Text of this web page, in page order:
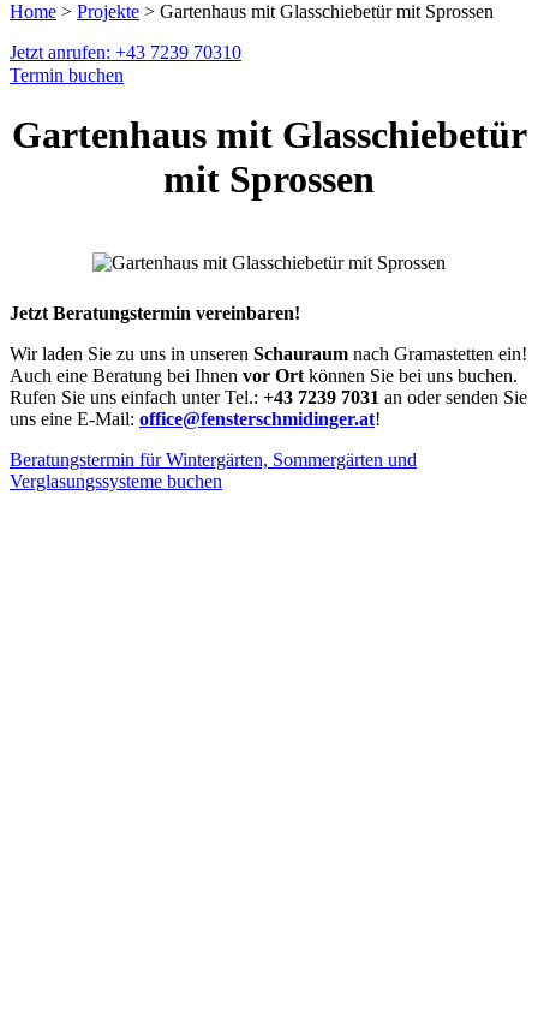
Home > Projekte > Gartenhaus mit Glasschiebetür mit Sprossen
Jetzt anrufen: +43 7239 70310
Termin buchen
Gartenhaus mit Glasschiebetür
mit Sprossen
Jetzt Beratungstermin vereinbaren!
Wir laden Sie zu uns in unseren Schauraum nach Gramastetten ein!
Auch eine Beratung bei Ihnen vor Ort können Sie bei uns buchen.
Rufen Sie uns einfach unter Tel.: +43 7239 7031 an oder senden Sie
uns eine E-Mail: office@fensterschmidinger.at!
Beratungstermin für Wintergärten, Sommergärten und
Verglasungssysteme buchen